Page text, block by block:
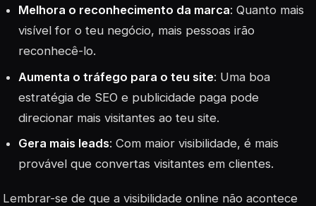
Melhora o reconhecimento da marca: Quanto mais
visível for o teu negócio, mais pessoas irão
reconhecê-lo.
Aumenta o tráfego para o teu site: Uma boa
estratégia de SEO e publicidade paga pode
direcionar mais visitantes ao teu site.
Gera mais leads: Com maior visibilidade, é mais
provável que convertas visitantes em clientes.
Lembrar-se de que a visibilidade online não acontece